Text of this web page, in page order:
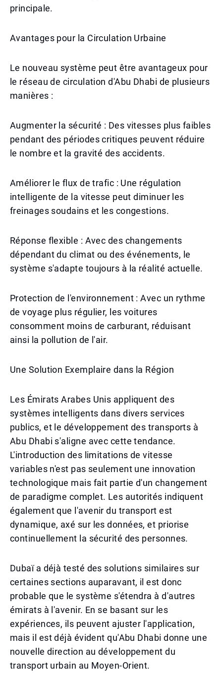
principale.
Avantages pour la Circulation Urbaine
Le nouveau système peut être avantageux pour
le réseau de circulation d'Abu Dhabi de plusieurs
manières :
Augmenter la sécurité : Des vitesses plus faibles
pendant des périodes critiques peuvent réduire
le nombre et la gravité des accidents.
Améliorer le flux de trafic : Une régulation
intelligente de la vitesse peut diminuer les
freinages soudains et les congestions.
Réponse flexible : Avec des changements
dépendant du climat ou des événements, le
système s'adapte toujours à la réalité actuelle.
Protection de l'environnement : Avec un rythme
de voyage plus régulier, les voitures
consomment moins de carburant, réduisant
ainsi la pollution de l'air.
Une Solution Exemplaire dans la Région
Les Émirats Arabes Unis appliquent des
systèmes intelligents dans divers services
publics, et le développement des transports à
Abu Dhabi s'aligne avec cette tendance.
L'introduction des limitations de vitesse
variables n'est pas seulement une innovation
technologique mais fait partie d'un changement
de paradigme complet. Les autorités indiquent
également que l'avenir du transport est
dynamique, axé sur les données, et priorise
continuellement la sécurité des personnes.
Dubaï a déjà testé des solutions similaires sur
certaines sections auparavant, il est donc
probable que le système s'étendra à d'autres
émirats à l'avenir. En se basant sur les
expériences, ils peuvent ajuster l'application,
mais il est déjà évident qu'Abu Dhabi donne une
nouvelle direction au développement du
transport urbain au Moyen-Orient.